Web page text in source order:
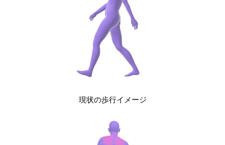
現状の歩行イメージ